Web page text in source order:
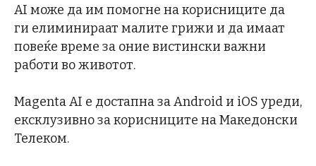
AI може да им помогне на корисниците да
ги елиминираат малите грижи и да имаат
повеќе време за оние вистински важни
работи во животот.
Magenta AI е достапна за Android и iOS уреди,
ексклузивно за корисниците на Македонски
Телеком.